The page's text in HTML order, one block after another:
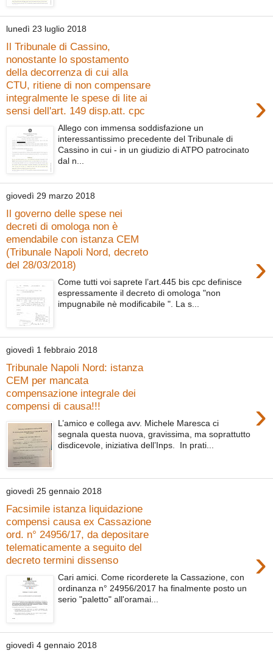
lunedì 23 luglio 2018
Il Tribunale di Cassino,
nonostante lo spostamento
della decorrenza di cui alla
CTU, ritiene di non compensare
integralmente le spese di lite ai
sensi dell'art. 149 disp.att. cpc
›
Allego con immensa soddisfazione un
interessantissimo precedente del Tribunale di
Cassino in cui - in un giudizio di ATPO patrocinato
dal n...
giovedì 29 marzo 2018
Il governo delle spese nei
decreti di omologa non è
emendabile con istanza CEM
(Tribunale Napoli Nord, decreto
del 28/03/2018)
›
Come tutti voi saprete l’art.445 bis cpc definisce
espressamente il decreto di omologa "non
impugnabile nè modificabile ". La s...
giovedì 1 febbraio 2018
Tribunale Napoli Nord: istanza
CEM per mancata
compensazione integrale dei
compensi di causa!!!
›
L’amico e collega avv. Michele Maresca ci
segnala questa nuova, gravissima, ma soprattutto
disdicevole, iniziativa dell’Inps. In prati...
giovedì 25 gennaio 2018
Facsimile istanza liquidazione
compensi causa ex Cassazione
ord. n° 24956/17, da depositare
telematicamente a seguito del
decreto termini dissenso
›
Cari amici. Come ricorderete la Cassazione, con
ordinanza n° 24956/2017 ha finalmente posto un
serio "paletto" all'oramai...
giovedì 4 gennaio 2018